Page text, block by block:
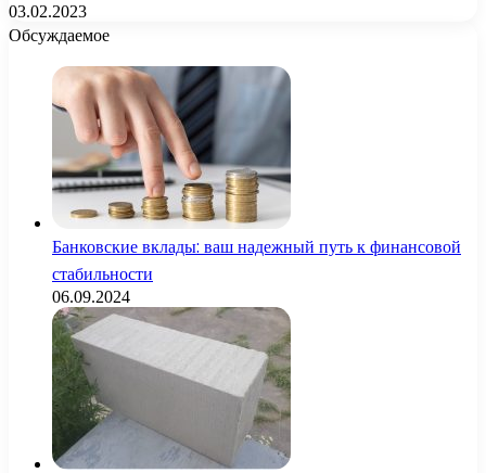
03.02.2023
Обсуждаемое
Банковские вклады: ваш надежный путь к финансовой
стабильности
06.09.2024